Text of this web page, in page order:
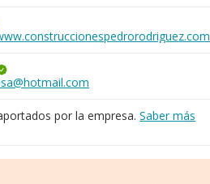
por la empresa.Saber más